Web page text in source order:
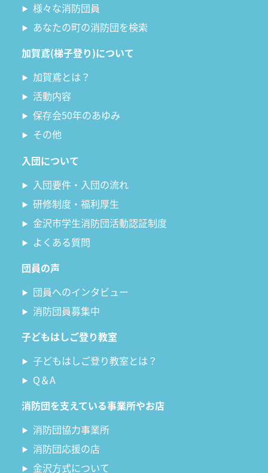
様々な消防団員
あなたの町の消防団を検索
加賀鳶(梯子登り)について
加賀鳶とは？
活動内容
保存会50年のあゆみ
その他
入団について
入団要件・入団の流れ
研修制度・福利厚生
金沢市学生消防団活動認証制度
よくある質問
団員の声
団員へのインタビュー
消防団員募集中
子どもはしご登り教室
子どもはしご登り教室とは？
Q＆A
消防団を支えている事業所やお店
消防団協力事業所
消防団応援の店
金沢方式について